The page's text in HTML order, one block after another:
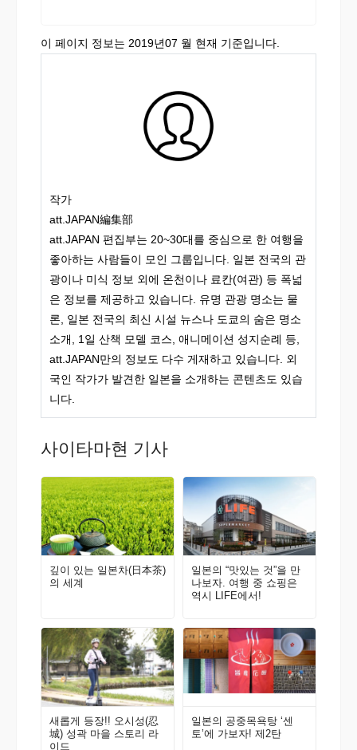
이 페이지 정보는 2019년07 월 현재 기준입니다.
작가
att.JAPAN編集部
att.JAPAN 편집부는 20~30대를 중심으로 한 여행을
좋아하는 사람들이 모인 그룹입니다. 일본 전국의 관
광이나 미식 정보 외에 온천이나 료칸(여관) 등 폭넓
은 정보를 제공하고 있습니다. 유명 관광 명소는 물
론, 일본 전국의 최신 시설 뉴스나 도쿄의 숨은 명소
소개, 1일 산책 모델 코스, 애니메이션 성지순례 등,
att.JAPAN만의 정보도 다수 게재하고 있습니다. 외
국인 작가가 발견한 일본을 소개하는 콘텐츠도 있습
니다.
사이타마현 기사
깊이 있는 일본차(日本茶)
의 세계
일본의 “맛있는 것”을 만
나보자. 여행 중 쇼핑은
역시 LIFE에서!
새롭게 등장!! 오시성(忍
城) 성곽 마을 스토리 라
이드
일본의 공중목욕탕 ‘센
토’에 가보자! 제2탄